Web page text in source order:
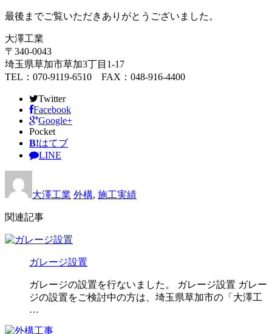
最後までご覧いただきありがとうございました。
大澤工業
〒340-0043
埼玉県草加市草加3丁目1-17
TEL：070-9119-6510 FAX：048-916-4400
Twitter
Facebook
Google+
Pocket
B!はてブ
LINE
大澤工業 外構, 施工実績
関連記事
ガレージ設置
ガレージの設置を行ないました。 ガレージ設置 ガレー
ジの設置をご検討中の方は、埼玉県草加市の「大澤工
…